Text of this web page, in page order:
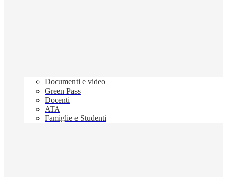
Documenti e video
Green Pass
Docenti
ATA
Famiglie e Studenti